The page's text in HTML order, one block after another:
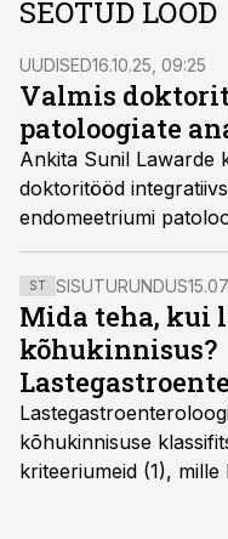
SEOTUD LOOD
UUDISED16.10.25, 09:25
Valmis
patoloogiate
Ankita Sunil Lawarde
doktoritööd
endomeetriumi
klassifitseerimiseks.
ST SISUTURUNDUS
Mida teha, kui
kõhukinnisus?
kõhukinnisuse
kriteeriumeid (1),